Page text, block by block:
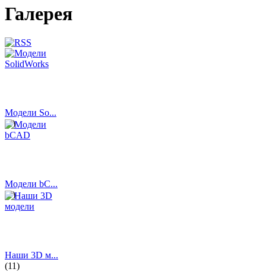
Галерея
Модели So...
(2)
Модели bC...
(6)
Наши 3D м...
(11)